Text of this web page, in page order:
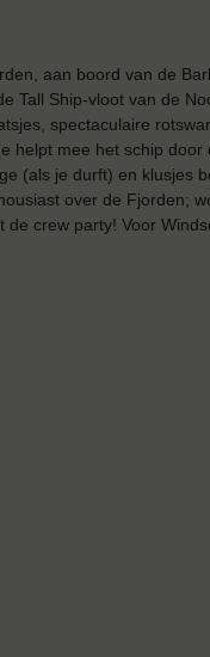
aan boord van de
Tall Ship-vloot van de
spectaculaire
helpt mee het schip
(als je durft) en klusjes
over de Fjorden;
crew party! Voor